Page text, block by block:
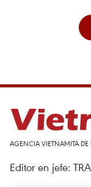
AGENCIA VIETNAMITA
Editor en jefe: